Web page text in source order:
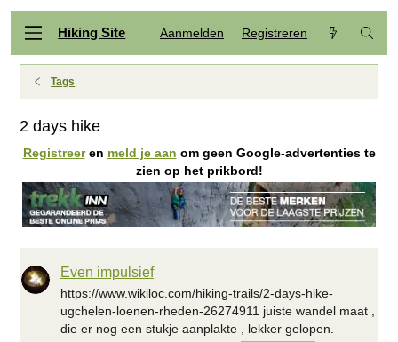
Hiking Site Aanmelden Registreren
Tags
2 days hike
Registreeren meld je aan om geen Google-advertenties te
zien op het prikbord!
Even impulsief
https://www.wikiloc.com/hiking-trails/2-days-hike-
ugchelen-loenen-rheden-26274911 juiste wandel maat ,
die er nog een stukje aanplakte , lekker gelopen.